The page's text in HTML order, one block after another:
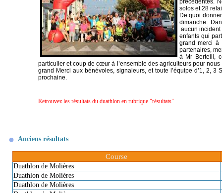
solos et 28
De quoi
dimanche.
aucun incident
enfants qui
grand merci à
partenaires,
à Mr Bertelli,
particulier et coup de cœur à l’ensemble des agriculteurs pour
grand Merci aux bénévoles, signaleurs, et toute l’équipe d’1, 2,
prochaine.
Retrouvez les résultats du duathlon en rubrique "résultats"
Anciens résultats
Course
Duathlon de Molières
Duathlon de Molières
Duathlon de Molières